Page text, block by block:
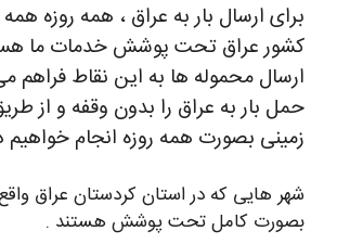
برای ارسال بار به عراق ، همه روزه
کشور عراق تحت پوشش خدمات ما
ارسال محموله ها به این نقاط فراهم
حمل بار به عراق را بدون وقفه و از
زمینی بصورت همه روزه انجام خواهیم
شهر هایی که در استان کردستان عراق
بصورت کامل تحت پوشش هستند .